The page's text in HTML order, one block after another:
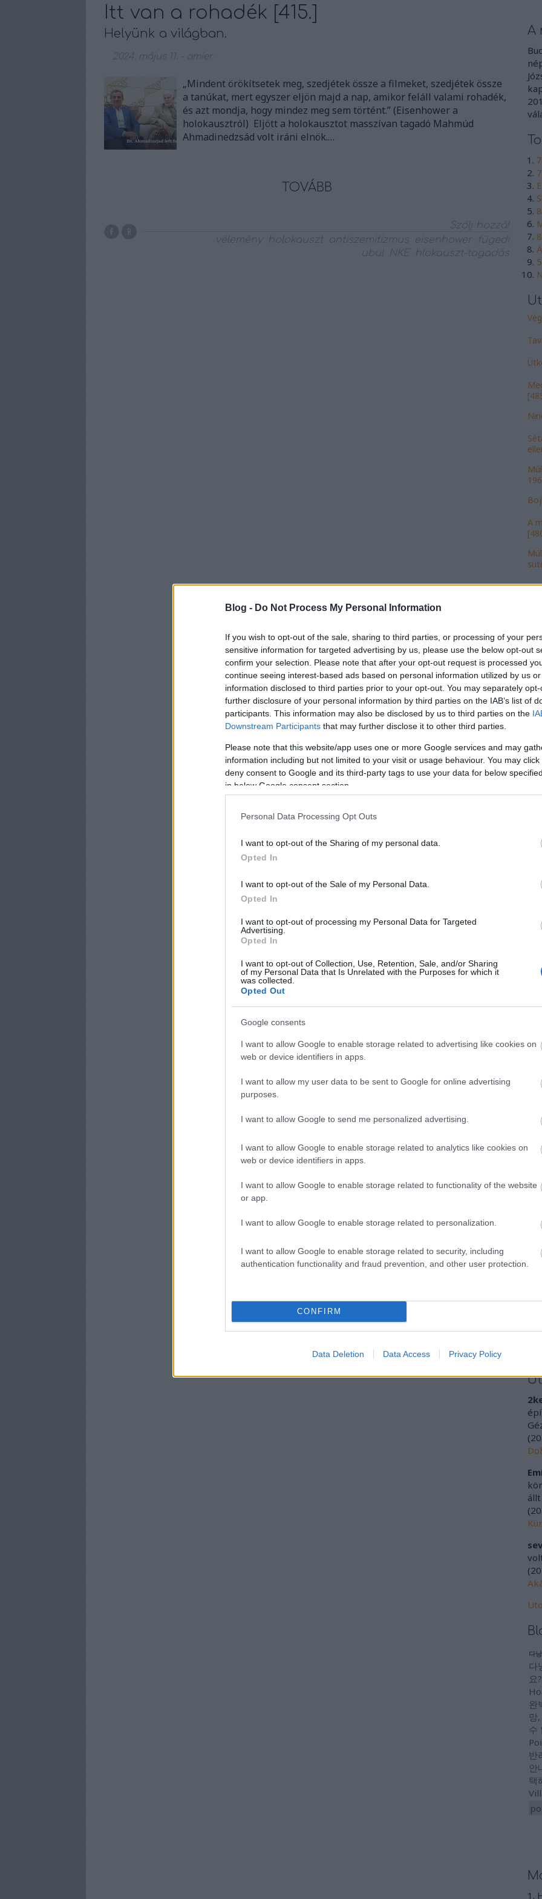
Blog - Do Not Process My Personal Information
If you wish to opt-out of the sale, sharing to third parties, or processing of your
sensitive information for targeted advertising by us, please use the below opt-out
confirm your selection. Please note that after your opt-out request is processed
continue seeing interest-based ads based on personal information utilized by us
information disclosed to third parties prior to your opt-out. You may separately
further disclosure of your personal information by third parties on the IAB’s list of
participants. This information may also be disclosed by us to third parties on the
Downstream Participants that may further disclose it to other third parties.
Please note that this website/app uses one or more Google services and may
information including but not limited to your visit or usage behaviour. You may
deny consent to Google and its third-party tags to use your data for below
in below Google consent section.
Personal Data Processing Opt Outs
I want to opt-out of the Sharing of my personal data.
Opted In
I want to opt-out of the Sale of my Personal Data.
Opted In
I want to opt-out of processing my Personal Data for Targeted
Advertising.
Opted In
I want to opt-out of Collection, Use, Retention, Sale, and/or Sharing
of my Personal Data that Is Unrelated with the Purposes for which it
was collected.
Opted Out
Google consents
I want to allow Google to enable storage related to advertising like cookies on
web or device identifiers in apps.
I want to allow my user data to be sent to Google for online advertising
purposes.
I want to allow Google to send me personalized advertising.
I want to allow Google to enable storage related to analytics like cookies on
web or device identifiers in apps.
I want to allow Google to enable storage related to functionality of the website
or app.
I want to allow Google to enable storage related to personalization.
I want to allow Google to enable storage related to security, including
authentication functionality and fraud prevention, and other user protection.
CONFIRM
Data Deletion Data Access Privacy Policy
Itt van a rohadék [415.]
Helyünk a világban.
2024. május 11. amier
„Mindent örökítsetek meg, szedjétek össze a filmeket, szedjétek össze
a tanúkat, mert egyszer eljön majd a nap, amikor feláll valami rohadék,
és azt mondja, hogy mindez meg sem történt.” (Eisenhower a
holokausztról) Eljött a holokausztot masszívan tagadó Mahmúd
Ahmadinedzsád volt iráni elnök.…
TOVÁBB
Szólj hozzá!
vélemény
holokauszt antiszemitizmus eisenhower
fügedi
ubul
NKE hlokauszt-tagadás
A
A
(
(
(
다
다
요
완
망
수
반
안
택
1.